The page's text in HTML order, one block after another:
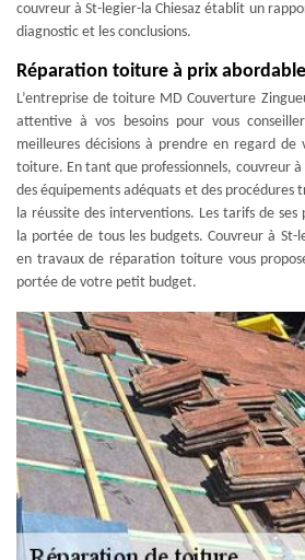
couvreur à St-legier-la Chiesaz établit un
diagnostic et les conclusions.
Réparation toiture à prix
L’entreprise de toiture MD Couverture
attentive à vos besoins pour vous
meilleures décisions à prendre en regard
toiture. En tant que professionnels, couvreur à
des équipements adéquats et des procédures
la réussite des interventions. Les tarifs de
la portée de tous les budgets. Couvreur à St-
en travaux de réparation toiture vous
portée de votre petit budget.